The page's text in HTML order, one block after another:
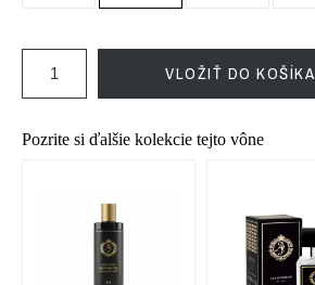
VLOŽIŤ DO KOŠÍKA
Pozrite si ďalšie kolekcie tejto vône